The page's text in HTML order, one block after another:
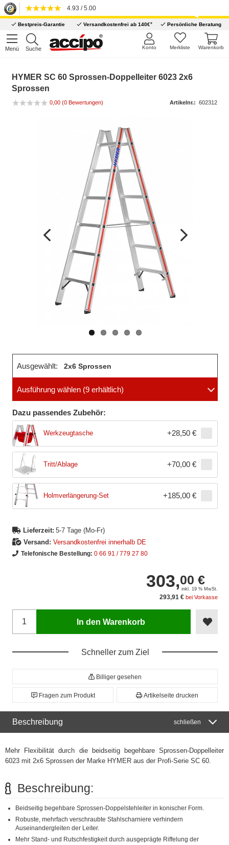
4.93 / 5.00
Bestpreis-Garantie Versandkostenfrei ab 140€* Persönliche Beratung
Menü Suche Warenkorb
Merkliste
Konto
HYMER SC 60 Sprossen-Doppelleiter 6023 2x6
Sprossen
0,00 (0 Bewertungen) Artikelnr.: 602312
Vorheriges
Ausgewählt: 2x6 Sprossen
Ausführung wählen (9 erhältlich)
Dazu passendes Zubehör:
Werkzeugtasche +28,50 €
Tritt/Ablage +70,00 €
Holmverlängerung-Set +185,00 €
Lieferzeit: 5-7 Tage (Mo-Fr)
Versand: Versandkostenfrei innerhalb DE
Telefonische Bestellung: 0 66 91 / 779 27 80
303,00 €
inkl. 19 % MwSt.
293,91 € bei Vorkasse
In den Warenkorb
Schneller zum Ziel
Billiger gesehen
Fragen zum Produkt Artikelseite drucken
Beschreibung schließen
Mehr Flexibilität durch die beidseitig begehbare Sprossen-Doppelleiter
6023 mit 2x6 Sprossen der Marke HYMER aus der Profi-Serie SC 60.
Beschreibung:
Beidseitig begehbare Sprossen-Doppelstehleiter in konischer Form.
Robuste, mehrfach verschraubte Stahlscharniere verhindern
Auseinandergleiten der Leiter.
Mehr Stand- und Rutschfestigkeit durch ausgeprägte Riffelung der